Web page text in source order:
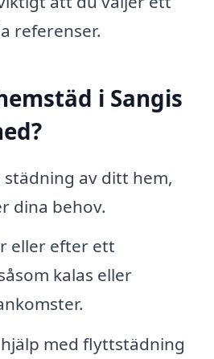
referenser.
i Sangis
städning av ditt hem,
dina behov.
eller efter ett
kalas eller
med flyttstädning